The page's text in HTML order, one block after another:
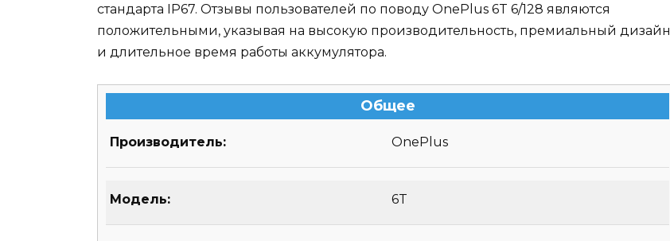
стандарта IP67. Отзывы пользователей по поводу OnePlus 6T 6/128 являются
положительными, указывая на высокую производительность, премиальный дизайн
и длительное время работы аккумулятора.
Общее
Производитель: OnePlus
Модель: 6T